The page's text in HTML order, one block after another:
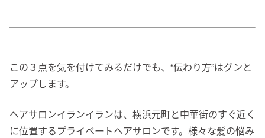
この３点を気を付けてみるだけでも、“伝わり方”はグンと
アップします。
ヘアサロンイランイランは、横浜元町と中華街のすぐ近く
に位置するプライベートヘアサロンです。様々な髪の悩み